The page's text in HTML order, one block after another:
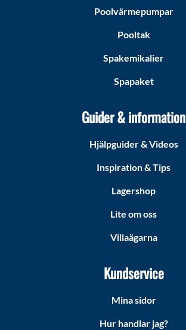
Poolvärmepumpar
Pooltak
Spakemikalier
Spapaket
Guider & information
Hjälpguider & Videos
Inspiration & Tips
Lagershop
Lite om oss
Villaägarna
Kundservice
Mina sidor
Hur handlar jag?